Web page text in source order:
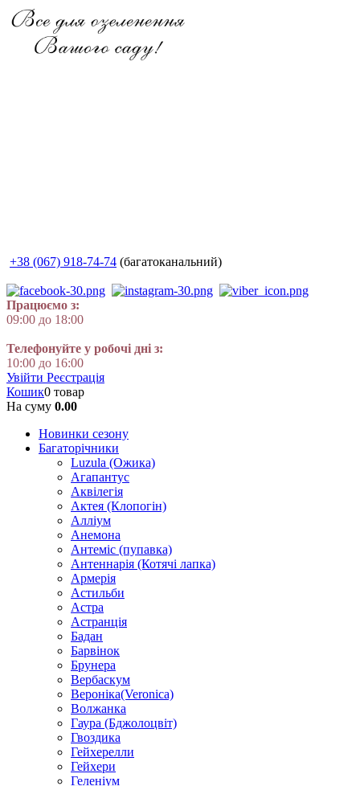
+38 (067) 918-74-74 (багатоканальний)
Працюємо з:
09:00 до 18:00
Телефонуйте у робочі дні з:
10:00 до 16:00
Увійти Реєстрація
Кошик0 товар
На суму 0.00
Новинки сезону
Багаторічники
Luzula (Ожика)
Агапантус
Аквілегія
Актея (Клопогін)
Алліум
Анемона
Антеміс (пупавка)
Антеннарія (Котячі лапка)
Армерія
Астильби
Астра
Астранція
Бадан
Барвінок
Брунера
Вербаскум
Вероніка(Veronica)
Волжанка
Гаура (Бджолоцвіт)
Гвоздика
Гейхерелли
Гейхери
Геленіум